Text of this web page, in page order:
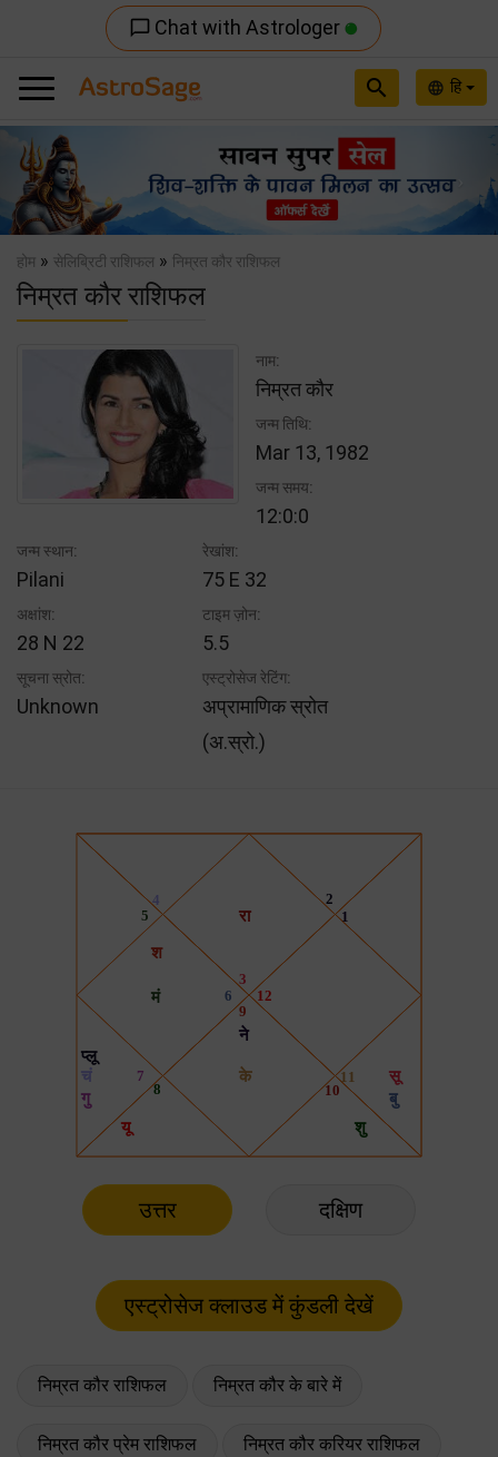
chat_bubble_outline Chat with Astrologer
language हि
search
Previous
होम » सेलिब्रिटी राशिफल » निम्रत कौर राशिफल
निम्रत कौर राशिफल
नाम:
निम्रत कौर
जन्म तिथि:
Mar 13, 1982
जन्म समय:
12:0:0
जन्म स्थान:
Pilani
रेखांश:
75 E 32
अक्षांश:
28 N 22
टाइम ज़ोन:
5.5
सूचना स्रोत:
Unknown
एस्ट्रोसेज रेटिंग:
अप्रामाणिक स्रोत
(अ.स्रो.)
उत्तर दक्षिण
निम्रत कौर राशिफल निम्रत कौर के बारे में
निम्रत कौर प्रेम राशिफल निम्रत कौर करियर राशिफल